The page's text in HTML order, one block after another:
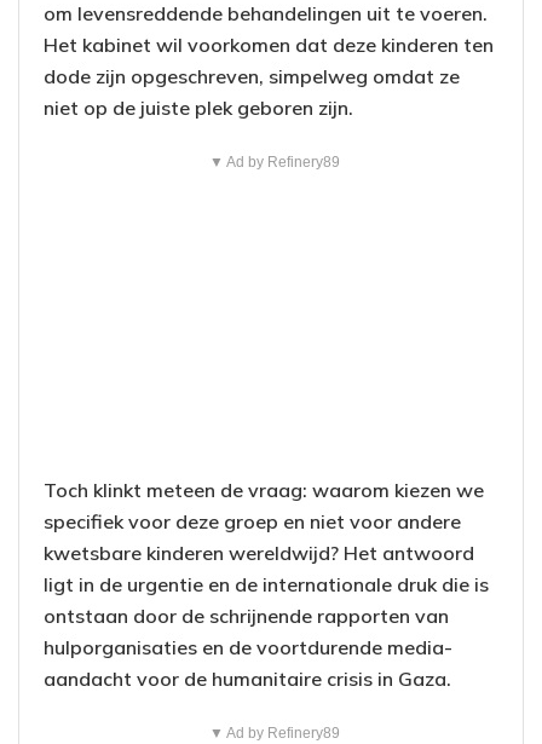
om levensreddende behandelingen uit te voeren.
Het kabinet wil voorkomen dat deze kinderen ten
dode zijn opgeschreven, simpelweg omdat ze
niet op de juiste plek geboren zijn.
▼ Ad by Refinery89
Toch klinkt meteen de vraag: waarom kiezen we
specifiek voor deze groep en niet voor andere
kwetsbare kinderen wereldwijd? Het antwoord
ligt in de urgentie en de internationale druk die is
ontstaan door de schrijnende rapporten van
hulporganisaties en de voortdurende media-
aandacht voor de humanitaire crisis in Gaza.
▼ Ad by Refinery89